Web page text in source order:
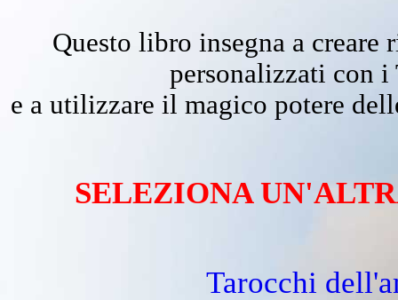
Questo libro insegna a creare
personalizzati con i
e a utilizzare il magico potere
SELEZIONA
Tarocchi